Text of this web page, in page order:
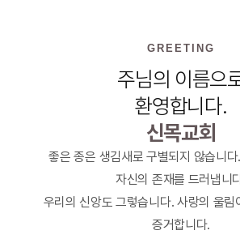
GREETING
주님의 이름으
환영합니다.
신목교회
좋은 종은 생김새로 구별되지 않습니
자신의 존재를 드러냅니
우리의 신앙도 그렇습니다. 사랑의 울림
증거합니다.